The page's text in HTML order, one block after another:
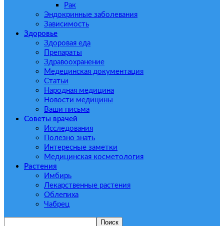
Рак
Эндокринные заболевания
Зависимость
Здоровье
Здоровая еда
Препараты
Здравоохранение
Медецинская документация
Статьи
Народная медицина
Новости медицины
Ваши письма
Советы врачей
Исследования
Полезно знать
Интересные заметки
Медицинская косметология
Растения
Имбирь
Лекарственные растения
Облепиха
Чабрец